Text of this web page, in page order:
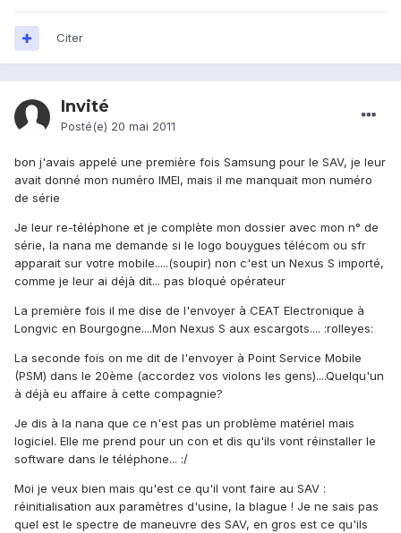
Citer
Invité
Posté(e) 20 mai 2011
bon j'avais appelé une première fois Samsung pour le SAV, je leur
avait donné mon numéro IMEI, mais il me manquait mon numéro
de série
Je leur re-téléphone et je complète mon dossier avec mon n° de
série, la nana me demande si le logo bouygues télécom ou sfr
apparait sur votre mobile.....(soupir) non c'est un Nexus S importé,
comme je leur ai déjà dit... pas bloqué opérateur
La première fois il me dise de l'envoyer à CEAT Electronique à
Longvic en Bourgogne....Mon Nexus S aux escargots.... :rolleyes:
La seconde fois on me dit de l'envoyer à Point Service Mobile
(PSM) dans le 20ème (accordez vos violons les gens)....Quelqu'un
à déjà eu affaire à cette compagnie?
Je dis à la nana que ce n'est pas un problème matériel mais
logiciel. Elle me prend pour un con et dis qu'ils vont réinstaller le
software dans le téléphone... :/
Moi je veux bien mais qu'est ce qu'il vont faire au SAV :
réinitialisation aux paramètres d'usine, la blague ! Je ne sais pas
quel est le spectre de maneuvre des SAV, en gros est ce qu'ils